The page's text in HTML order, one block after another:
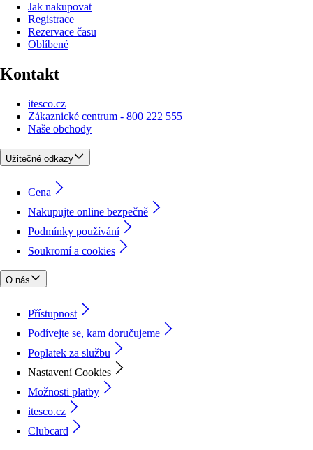
Jak nakupovat
Registrace
Rezervace času
Oblíbené
Kontakt
itesco.cz
Zákaznické centrum - 800 222 555
Naše obchody
Užitečné odkazy
Cena
Nakupujte online bezpečně
Podmínky používání
Soukromí a cookies
O nás
Přístupnost
Podívejte se, kam doručujeme
Poplatek za službu
Nastavení Cookies
Možnosti platby
itesco.cz
Clubcard